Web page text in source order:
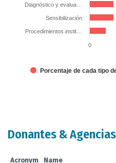
The chart has 1 Y axis displaying
Porcentaje de cada tipo
Diagnóstico y evalua…
Sensibilización
Procedimientos instit…
0
Donantes & Agencias
Acronym Name